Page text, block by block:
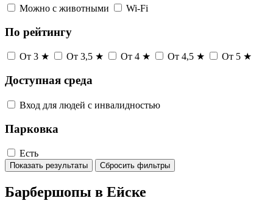
Можно с животными Wi-Fi
По рейтингу
От 3 ★ От 3,5 ★ От 4 ★ От 4,5 ★ От 5 ★
Доступная среда
Вход для людей с инвалидностью
Парковка
Есть
Показать результаты Сбросить фильтры
Барбершопы в Ейске